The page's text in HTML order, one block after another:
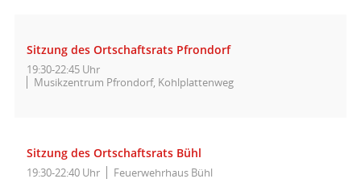
Sitzung des Ortschaftsrats Pfrondorf
19:30-22:45 Uhr
Musikzentrum Pfrondorf, Kohlplattenweg
Sitzung des Ortschaftsrats Bühl
19:30-22:40 Uhr Feuerwehrhaus Bühl